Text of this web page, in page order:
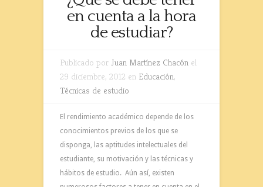
en cuenta a la hora
de estudiar?
Publicado por Juan Martínez Chacón el
29 diciembre, 2012 en Educación,
Técnicas de estudio
El rendimiento académico depende de los
conocimientos previos de los que se
disponga, las aptitudes intelectuales del
estudiante, su motivación y las técnicas y
hábitos de estudio. Aún así, existen